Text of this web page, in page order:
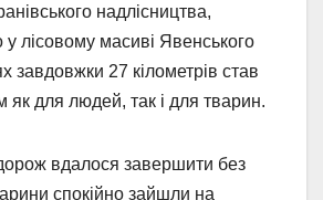
надлісництва,
лісовому масиві Явенського
завдовжки 27 кілометрів став
як для людей, так і для тварин.
вдалося завершити без
спокійно зайшли на